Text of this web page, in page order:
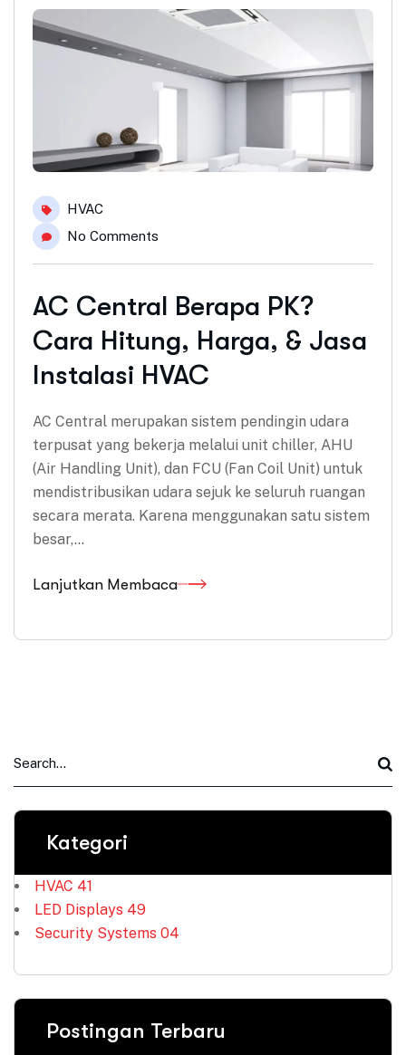
HVAC
No Comments
AC Central Berapa PK?
Cara Hitung, Harga, & Jasa
Instalasi HVAC
AC Central merupakan sistem pendingin udara
terpusat yang bekerja melalui unit chiller, AHU
(Air Handling Unit), dan FCU (Fan Coil Unit) untuk
mendistribusikan udara sejuk ke seluruh ruangan
secara merata. Karena menggunakan satu sistem
besar,…
Lanjutkan Membaca
Kategori
HVAC 41
LED Displays 49
Security Systems 04
Postingan Terbaru